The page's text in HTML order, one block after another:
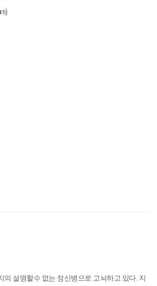
의 설명할수 없는 정신병으로 고뇌하고 있다. 지